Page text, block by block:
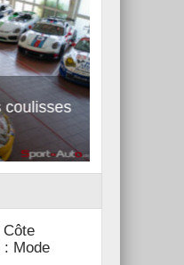
coulisses
Côte
: Mode